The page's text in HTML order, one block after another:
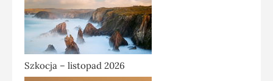
Szkocja – listopad 2026